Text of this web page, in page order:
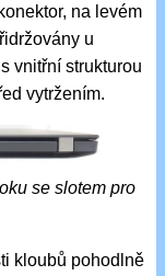
na levém
u
vnitřní strukturou
vytržením.
se slotem pro
kloubů pohodlně